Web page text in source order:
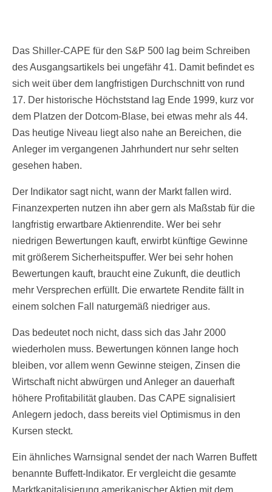
Das Shiller-CAPE für den S&P 500 lag beim Schreiben
des Ausgangsartikels bei ungefähr 41. Damit befindet es
sich weit über dem langfristigen Durchschnitt von rund
17. Der historische Höchststand lag Ende 1999, kurz vor
dem Platzen der Dotcom-Blase, bei etwas mehr als 44.
Das heutige Niveau liegt also nahe an Bereichen, die
Anleger im vergangenen Jahrhundert nur sehr selten
gesehen haben.
Der Indikator sagt nicht, wann der Markt fallen wird.
Finanzexperten nutzen ihn aber gern als Maßstab für die
langfristig erwartbare Aktienrendite. Wer bei sehr
niedrigen Bewertungen kauft, erwirbt künftige Gewinne
mit größerem Sicherheitspuffer. Wer bei sehr hohen
Bewertungen kauft, braucht eine Zukunft, die deutlich
mehr Versprechen erfüllt. Die erwartete Rendite fällt in
einem solchen Fall naturgemäß niedriger aus.
Das bedeutet noch nicht, dass sich das Jahr 2000
wiederholen muss. Bewertungen können lange hoch
bleiben, vor allem wenn Gewinne steigen, Zinsen die
Wirtschaft nicht abwürgen und Anleger an dauerhaft
höhere Profitabilität glauben. Das CAPE signalisiert
Anlegern jedoch, dass bereits viel Optimismus in den
Kursen steckt.
Ein ähnliches Warnsignal sendet der nach Warren Buffett
benannte Buffett-Indikator. Er vergleicht die gesamte
Marktkapitalisierung amerikanischer Aktien mit dem